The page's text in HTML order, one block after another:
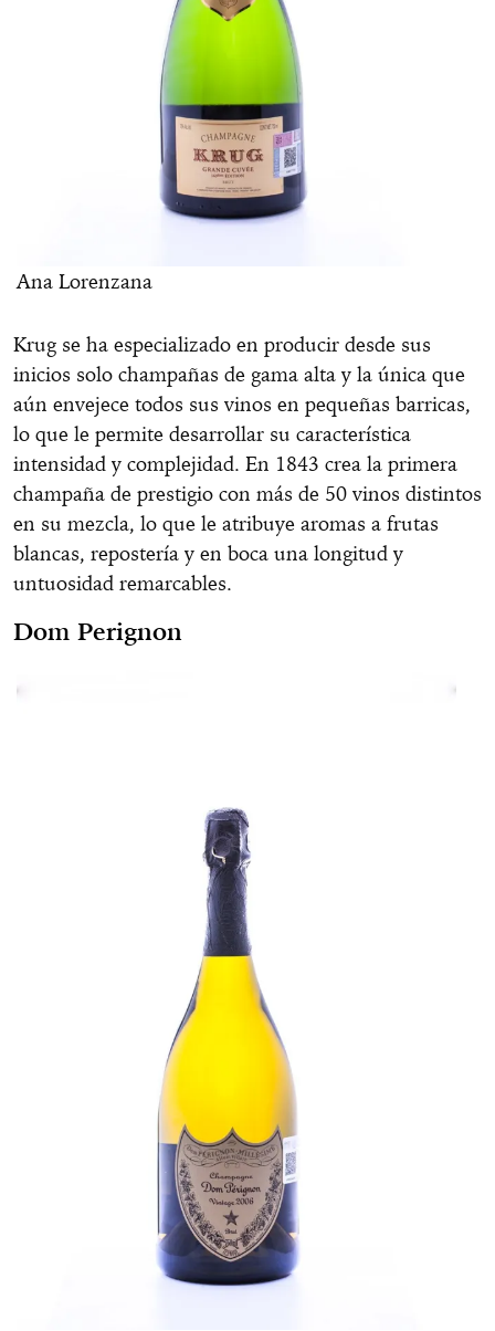
Ana Lorenzana
Krug se ha especializado en producir desde sus
inicios solo champañas de gama alta y la única que
aún envejece todos sus vinos en pequeñas barricas,
lo que le permite desarrollar su característica
intensidad y complejidad. En 1843 crea la primera
champaña de prestigio con más de 50 vinos distintos
en su mezcla, lo que le atribuye aromas a frutas
blancas, repostería y en boca una longitud y
untuosidad remarcables.
Dom Perignon